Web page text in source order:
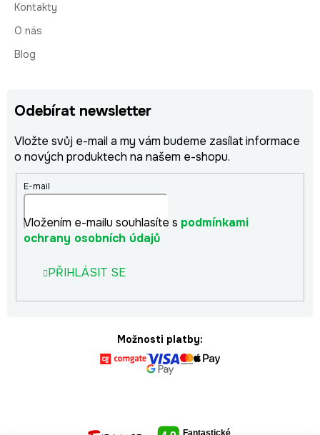
Kontakty
O nás
Blog
Odebírat newsletter
Vložte svůj e-mail a my vám budeme zasílat informace
o nových produktech na našem e-shopu.
E-mail
Vložením e-mailu souhlasíte s podmínkami
ochrany osobních údajů
PŘIHLÁSIT SE
Možnosti platby: